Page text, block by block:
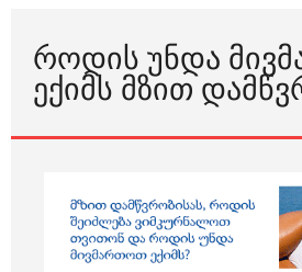
ᲠᲝᲓᲘᲡ ᲣᲜᲓᲐ
ᲔᲥᲘᲛᲡ ᲛᲖᲘᲗ